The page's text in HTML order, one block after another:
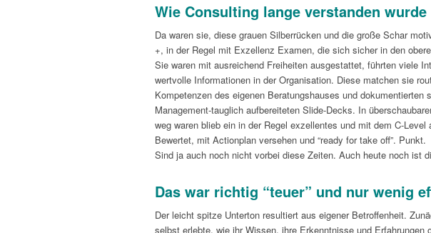
Wie Consulting lange verstanden wurde
Da waren sie, diese grauen Silberrücken und die große Schar
+, in der Regel mit Exzellenz Examen, die sich sicher in den
Sie waren mit ausreichend Freiheiten ausgestattet, führten viele
wertvolle Informationen in der Organisation. Diese matchen sie
Kompetenzen des eigenen Beratungshauses und dokumentierten
Management-tauglich aufbereiteten Slide-Decks. In
weg waren blieb ein in der Regel exzellentes und mit dem C-
Bewertet, mit Actionplan versehen und “ready for take off”. Punkt.
Sind ja auch noch nicht vorbei diese Zeiten. Auch heute noch ist
Das war richtig “teuer” und nur wenig
Der leicht spitze Unterton resultiert aus eigener Betroffenheit.
selbst erlebte, wie ihr Wissen, ihre Erkenntnisse und Erfahrungen